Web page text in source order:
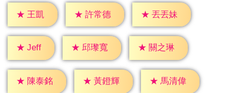
★ 王凱 ★ 許常德 ★ 丟丟妹
★ Jeff ★ 邱瓈寬 ★ 關之琳
★ 陳泰銘 ★ 黃鐙輝 ★ 馬清偉